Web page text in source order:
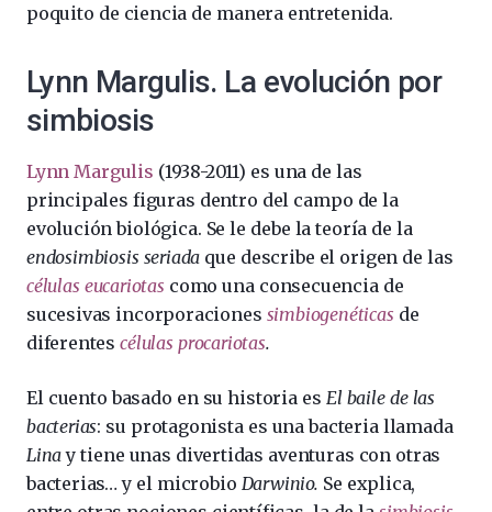
poquito de ciencia de manera entretenida.
Lynn Margulis. La evolución por
simbiosis
Lynn Margulis (1938-2011) es una de las
principales figuras dentro del campo de la
evolución biológica. Se le debe la teoría de la
endosimbiosis seriada que describe el origen de las
células eucariotas como una consecuencia de
sucesivas incorporaciones simbiogenéticas de
diferentescélulas procariotas.
El cuento basado en su historia es El baile de las
bacterias: su protagonista es una bacteria llamada
Linay tiene unas divertidas aventuras con otras
bacterias… y el microbio Darwinio. Se explica,